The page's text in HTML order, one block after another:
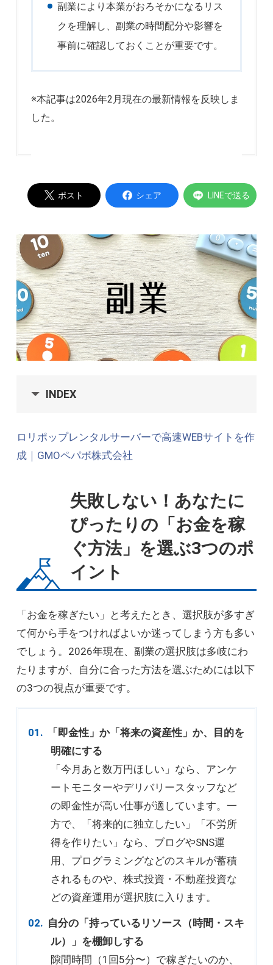
副業により本業がおろそかになるリス
クを理解し、副業の時間配分や影響を
事前に確認しておくことが重要です。
※本記事は2026年2月現在の最新情報を反映しま
した。
ポスト シェア LINEで送る
INDEX
ロリポップレンタルサーバーで高速WEBサイトを作
成｜GMOペパボ株式会社
失敗しない！あなたに
ぴったりの「お金を稼
ぐ方法」を選ぶ3つのポ
イント
「お金を稼ぎたい」と考えたとき、選択肢が多すぎ
て何から手をつければよいか迷ってしまう方も多い
でしょう。2026年現在、副業の選択肢は多岐にわ
たりますが、自分に合った方法を選ぶためには以下
の3つの視点が重要です。
「即金性」か「将来の資産性」か、目的を
明確にする
「今月あと数万円ほしい」なら、アンケ
ートモニターやデリバリースタッフなど
の即金性が高い仕事が適しています。一
方で、「将来的に独立したい」「不労所
得を作りたい」なら、ブログやSNS運
用、プログラミングなどのスキルが蓄積
されるものや、株式投資・不動産投資な
どの資産運用が選択肢に入ります。
自分の「持っているリソース（時間・スキ
ル）」を棚卸しする
隙間時間（1回5分〜）で稼ぎたいのか、